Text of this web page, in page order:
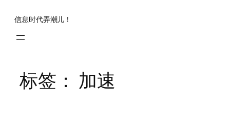
信息时代弄潮儿！
标签： 加速